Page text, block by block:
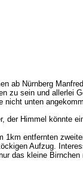
ab Nürnberg
zu sein und
unten
der Himmel könnte
entfernten
Aufzug.
das kleine